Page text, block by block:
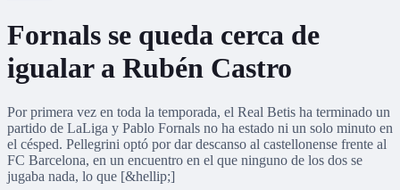
Fornals se queda cerca de
igualar a Rubén Castro
Por primera vez en toda la temporada, el Real Betis ha terminado un
partido de LaLiga y Pablo Fornals no ha estado ni un solo minuto en
el césped. Pellegrini optó por dar descanso al castellonense frente al
FC Barcelona, en un encuentro en el que ninguno de los dos se
jugaba nada, lo que [&hellip;]